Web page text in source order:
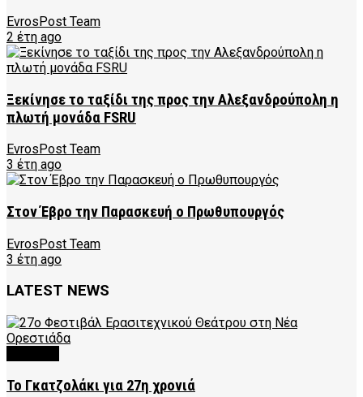
EvrosPost Team
2 έτη ago
Ξεκίνησε το ταξίδι της προς την Αλεξανδρούπολη η
πλωτή μονάδα FSRU
EvrosPost Team
3 έτη ago
Στον Έβρο την Παρασκευή ο Πρωθυπουργός
EvrosPost Team
3 έτη ago
LATEST NEWS
Το Γκατζολάκι για 27η χρονιά